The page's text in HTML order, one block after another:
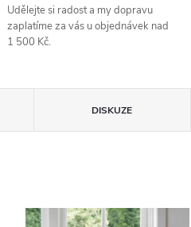
Udělejte si radost a my dopravu
zaplatíme za vás u objednávek nad
1 500 Kč.
DISKUZE